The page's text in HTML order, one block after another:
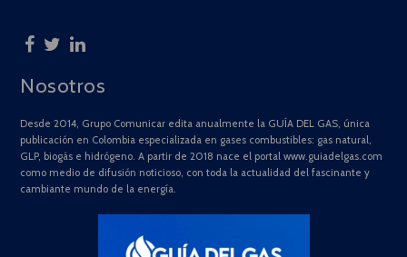
Nosotros
Desde 2014, Grupo Comunicar edita anualmente la GUÍA DEL GAS, única
publicación en Colombia especializada en gases combustibles: gas natural,
GLP, biogás e hidrógeno. A partir de 2018 nace el portal www.guiadelgas.com
como medio de difusión noticioso, con toda la actualidad del fascinante y
cambiante mundo de la energía.